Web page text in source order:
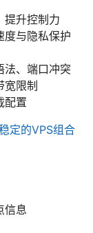
提升控制力
度与隐私保护
法、端口冲突
宽限制
配置
定的VPS组合
信息